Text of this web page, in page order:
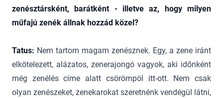
zenésztársként, barátként - illetve az, hogy milyen
műfajú zenék állnak hozzád közel?
Tatus: Nem tartom magam zenésznek. Egy, a zene iránt
elkötelezett, alázatos, zenerajongó vagyok, aki időnként
még zenélés címe alatt csörömpöl itt-ott. Nem csak
olyan zenészeket, zenekarokat szeretnénk vendégül látni,